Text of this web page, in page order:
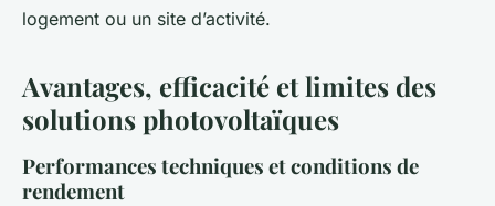
logement ou un site d’activité.
Avantages, efficacité et limites des
solutions photovoltaïques
Performances techniques et conditions de
rendement